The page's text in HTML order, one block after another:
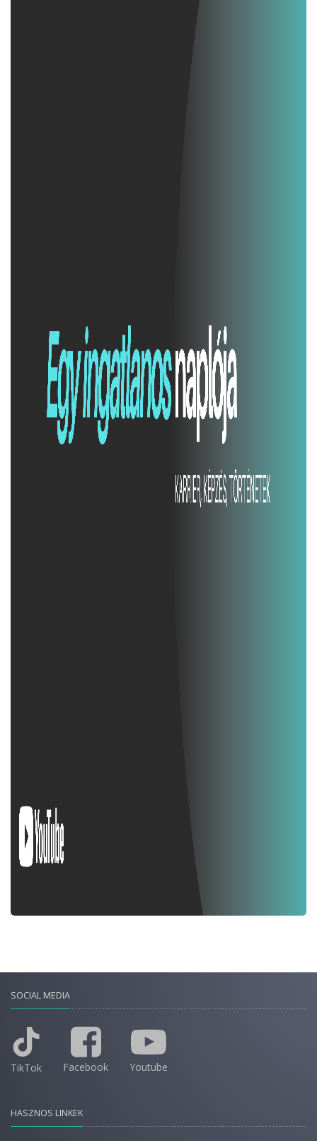
SOCIAL MEDIA
TikTok Facebook Youtube
HASZNOS LINKEK